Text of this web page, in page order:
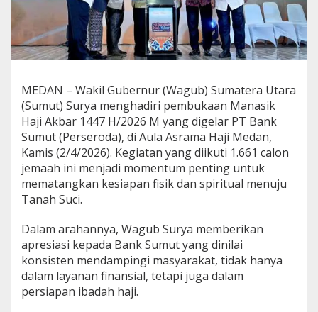
a
s
k
H
j
i
A
k
b
a
r
B
a
S
u
m
u
t
,
MEDAN – Wakil Gubernur (Wagub) Sumatera Utara
(Sumut) Surya menghadiri pembukaan Manasik
Haji Akbar 1447 H/2026 M yang digelar PT Bank
Sumut (Perseroda), di Aula Asrama Haji Medan,
Kamis (2/4/2026). Kegiatan yang diikuti 1.661 calon
jemaah ini menjadi momentum penting untuk
mematangkan kesiapan fisik dan spiritual menuju
Tanah Suci.
Dalam arahannya, Wagub Surya memberikan
apresiasi kepada Bank Sumut yang dinilai
konsisten mendampingi masyarakat, tidak hanya
dalam layanan finansial, tetapi juga dalam
persiapan ibadah haji.